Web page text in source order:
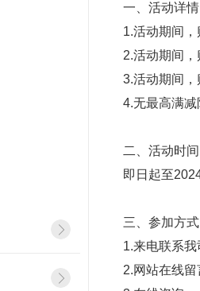
一、活动详
1.活动期间
2.活动期间
3.活动期间
4.无最高满
二、活动时
即日起至
三、参加方
1.来电联系
2.网站在线